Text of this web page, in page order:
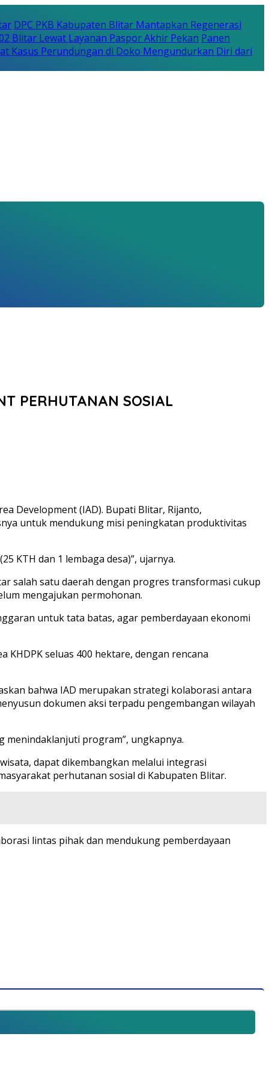
DPC PKB Kabupaten Blitar Mantapkan Regenerasi
Blitar Lewat Layanan Paspor Akhir Pekan Panen
Kasus Perundungan di Doko Mengundurkan Diri dari
PERHUTANAN SOSIAL
Development (IAD). Bupati Blitar, Rijanto,
untuk mendukung misi peningkatan produktivitas
KTH dan 1 lembaga desa)”, ujarnya.
salah satu daerah dengan progres transformasi cukup
mengajukan permohonan.
untuk tata batas, agar pemberdayaan ekonomi
KHDPK seluas 400 hektare, dengan rencana
bahwa IAD merupakan strategi kolaborasi antara
dokumen aksi terpadu pengembangan wilayah
menindaklanjuti program”, ungkapnya.
dapat dikembangkan melalui integrasi
perhutanan sosial di Kabupaten Blitar.
lintas pihak dan mendukung pemberdayaan